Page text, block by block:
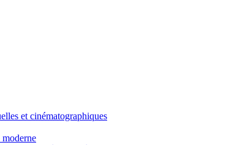
et cinématographiques
moderne